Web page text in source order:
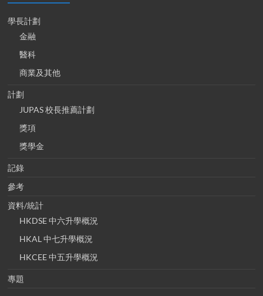
學長計劃
金融
醫科
商業及其他
計劃
JUPAS 校長推薦計劃
獎項
獎學金
記錄
參考
資料/統計
HKDSE 中六升學概況
HKAL 中七升學概況
HKCEE 中五升學概況
專題